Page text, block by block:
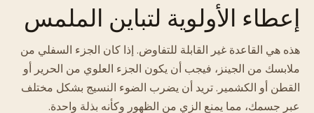
إعطاء الأولوية لتباين الملمس
هذه هي القاعدة غير القابلة للتفاوض. إذا كان الجزء السفلي من
ملابسك من الجينز، فيجب أن يكون الجزء العلوي من الحرير أو
القطن أو الكشمير. تريد أن يضرب الضوء النسيج بشكل مختلف
عبر جسمك، مما يمنع الزي من الظهور وكأنه بذلة واحدة.